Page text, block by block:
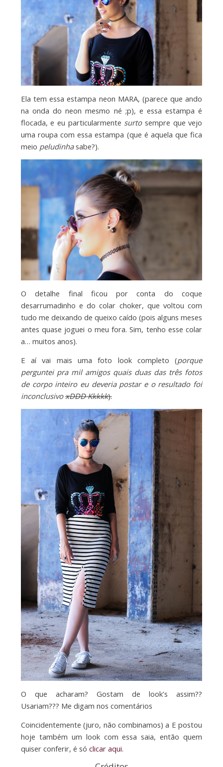
Ela tem essa estampa neon MARA, (parece que ando
na onda do neon mesmo né ;p), e essa estampa é
flocada, e eu particularmente surtosempre que vejo
uma roupa com essa estampa (que é aquela que fica
meio peludinhasabe?).
O detalhe final ficou por conta do coque
desarrumadinho e do colar choker, que voltou com
tudo me deixando de queixo caído (pois alguns meses
antes quase joguei o meu fora. Sim, tenho esse colar
a… muitos anos).
E aí vai mais uma foto look completo (porque
perguntei pra mil amigos quais duas das três fotos
de corpo inteiro eu deveria postar e o resultado foi
inconclusivoxDDD Kkkkk).
O que acharam? Gostam de look’s assim??
Usariam??? Me digam nos comentários
Coincidentemente (juro, não combinamos) a E postou
hoje também um look com essa saia, então quem
quiser conferir, é só clicar aqui.